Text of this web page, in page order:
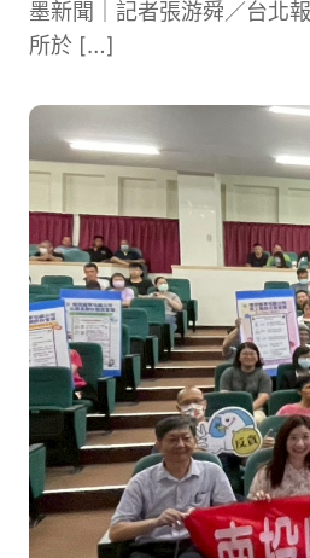
墨新聞｜記者張游舜／台北
所於 […]